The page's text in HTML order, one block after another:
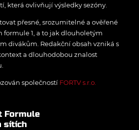
která ovlivňují výsledky sezóny.
přesné, srozumitelné a ověřené
formule 1, a to jak dlouholetým
divákům. Redakční obsah vzniká s
a dlouhodobou znalost
společností FORTV s.r.o.
Formule
sítích